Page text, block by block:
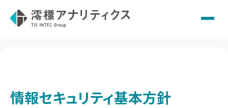
情報セキュリティ基本方針